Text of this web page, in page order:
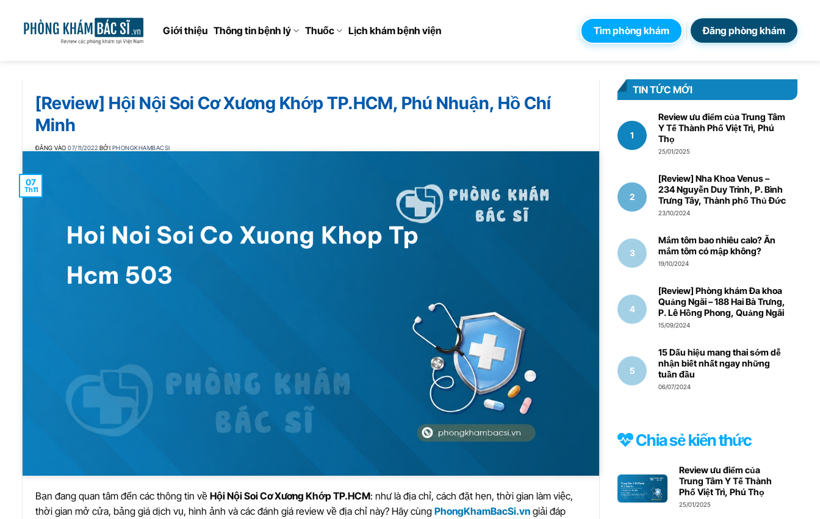
Giới thiệu Thông tin bệnh lý Thuốc Lịch khám bệnh viện Tìm phòng khám Đăng phòng khám
[Review] Hội Nội Soi Cơ Xương Khớp TP.HCM, Phú Nhuận, Hồ Chí
Minh
ĐĂNG VÀO07/11/2022 BỞI PHONGKHAMBACSI
07
Th11
Bạn đang quan tâm đến các thông tin về Hội Nội Soi Cơ Xương Khớp TP.HCM: như là địa chỉ, cách đặt hẹn, thời gian làm việc,
thời gian mở cửa, bảng giá dịch vụ, hình ảnh và các đánh giá review về địa chỉ này? Hãy cùng PhongKhamBacSi.vn giải đáp
TIN TỨC MỚI
Review ưu điểm của Trung Tâm
Y Tế Thành Phố Việt Trì, Phú
Thọ
25/01/2025
[Review] Nha Khoa Venus –
234 Nguyễn Duy Trinh, P. Bình
Trưng Tây, Thành phố Thủ Đức
23/10/2024
Mắm tôm bao nhiêu calo? Ăn
mắm tôm có mập không?
19/10/2024
[Review] Phòng khám Đa khoa
Quảng Ngãi – 188 Hai Bà Trưng,
P. Lê Hồng Phong, Quảng Ngãi
15/09/2024
15 Dấu hiệu mang thai sớm dễ
nhận biết nhất ngay những
tuần đầu
06/07/2024
Chia sẻ kiến thức
Review ưu điểm của
Trung Tâm Y Tế Thành
Phố Việt Trì, Phú Thọ
25/01/2025